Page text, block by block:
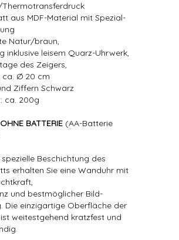
aus MDF-Material mit Spezial-
Natur/braun,
inklusive leisem Quarz-Uhrwerk,
des Zeigers,
ca. Ø 20 cm
Ziffern Schwarz
ca. 200g
OHNE BATTERIE (AA-Batterie
Beschichtung des
erhalten Sie eine Wanduhr mit
und bestmöglicher Bild-
Die einzigartige Oberfläche der
weitestgehend kratzfest und